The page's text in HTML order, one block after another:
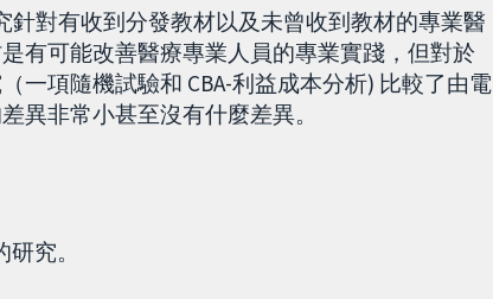
對有收到分發教材以及未曾收到教材的專業醫
有可能改善醫療專業人員的專業實踐，但對於
一項隨機試驗和 CBA-利益成本分析) 比較了由電
異非常小甚至沒有什麼差異。
究。